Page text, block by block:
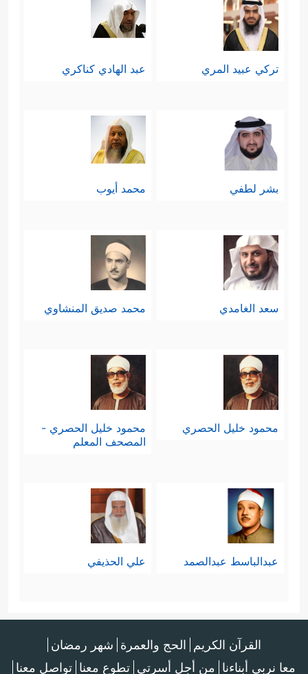
تركي عبيد المري عبد الهادي كناكري
بشر لطفي محمد أيوب
سعد الغامدي محمد صديق المنشاوي
محمود خليل الحصري
محمود خليل الحصري -
المصحف المعلم
عبدالباسط عبدالصمد علي الحذيفي
القرآن الكريم الحج والعمرة شهر رمضان
معا نربي أبناءنا من أجل أسرتي تطوع معنا تواصل معنا